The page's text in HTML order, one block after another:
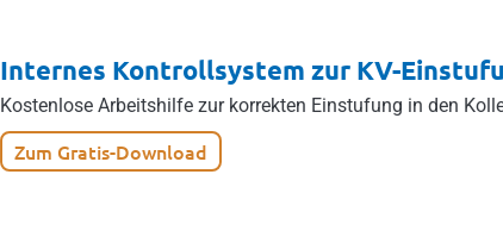
Internes Kontrollsystem zur KV-
Kostenlose Arbeitshilfe zur korrekten Einstufung in den
Zum Gratis-Download